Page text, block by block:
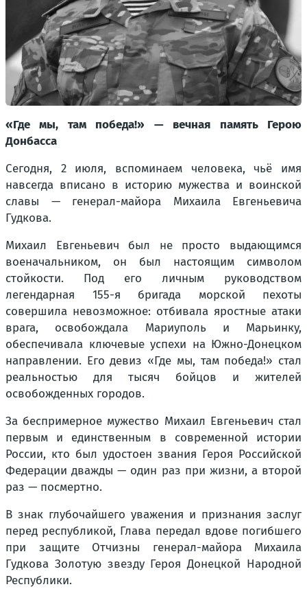
«Где мы, там победа!» — вечная память Герою
Донбасса
Сегодня, 2 июля, вспоминаем человека, чьё имя
навсегда вписано в историю мужества и воинской
славы — генерал-майора Михаила Евгеньевича
Гудкова.
Михаил Евгеньевич был не просто выдающимся
военачальником, он был настоящим символом
стойкости. Под его личным руководством
легендарная 155-я бригада морской пехоты
совершила невозможное: отбивала яростные атаки
врага, освобождала Мариуполь и Марьинку,
обеспечивала ключевые успехи на Южно-Донецком
направлении. Его девиз «Где мы, там победа!» стал
реальностью для тысяч бойцов и жителей
освобожденных городов.
За беспримерное мужество Михаил Евгеньевич стал
первым и единственным в современной истории
России, кто был удостоен звания Героя Российской
Федерации дважды — один раз при жизни, а второй
раз — посмертно.
В знак глубочайшего уважения и признания заслуг
перед республикой, Глава передал вдове погибшего
при защите Отчизны генерал-майора Михаила
Гудкова Золотую звезду Героя Донецкой Народной
Республики.